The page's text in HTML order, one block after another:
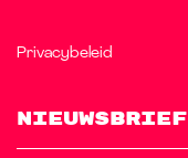
Privacybeleid
Nieuwsbrief